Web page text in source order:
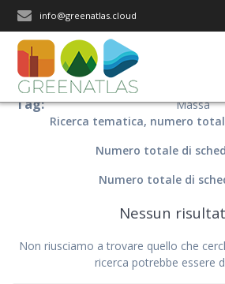
info@greenatlas.cloud
Tag:
Massa
Ricerca tematica, numero
Numero totale di
Numero totale di
Nessun
Non riusciamo a trovare quello che
ricerca potrebbe essere